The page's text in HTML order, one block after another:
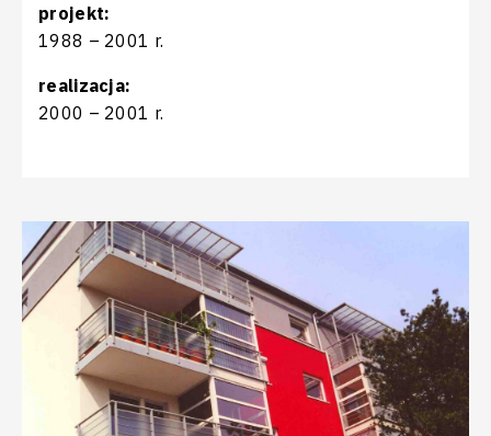
projekt:
1988 – 2001 r.
realizacja:
2000 – 2001 r.